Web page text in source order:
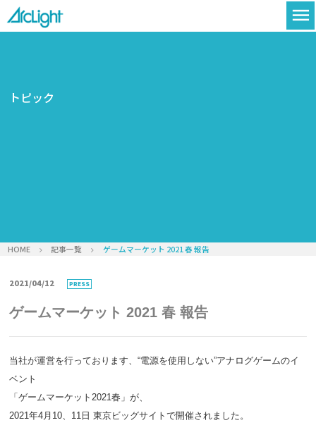
menu
トピック
HOME 記事一覧 ゲームマーケット 2021 春 報告
2021/04/12 PRESS
ゲームマーケット 2021 春 報告
当社が運営を行っております、“電源を使用しない”アナログゲームのイ
ベント
「ゲームマーケット2021春」が、
2021年4月10、11日 東京ビッグサイトで開催されました。